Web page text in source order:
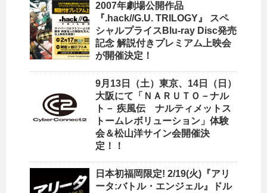
2007年劇場公開作品
『.hack//G.U. TRILOGY』 スペ
シャルプライスBlu-ray Disc発売
記念 解説付きプレミアム上映会
が開催決定！
9月13日（土）東京、14日（日）
大阪にて「ＮＡＲＵＴＯ－ナル
ト－ 疾風伝 ナルティメットス
トームレボリューション」体験
会＆松山洋サイン会開催決
定！！
日本初福岡限定! 2/19(火)『アリ
ータ:バトル・エンジェル』ドル